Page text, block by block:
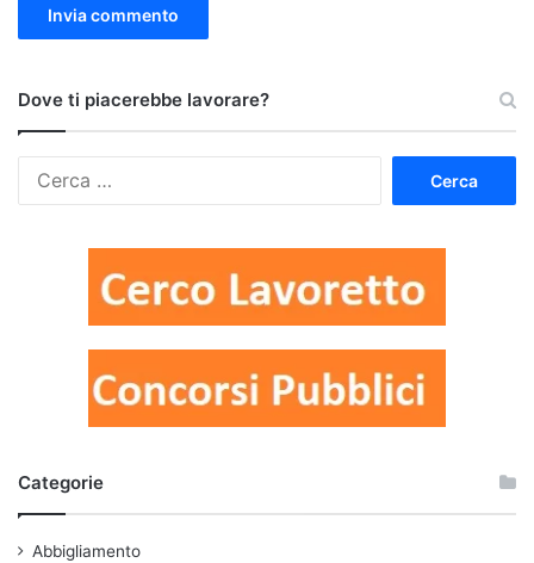
Dove ti piacerebbe lavorare?
Categorie
Abbigliamento